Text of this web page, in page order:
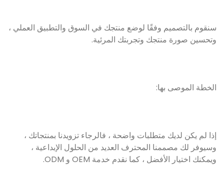
سنقوم بالتصميم وفقًا لوضع منتجك في السوق والتطبيق العملي ،
وتحسين صورة منتجك وتجربتك المرئية.
الخطة الموصى بها:
إذا لم يكن لديك متطلبات واضحة ، فالرجاء تزويدنا بمنتجاتك ،
وسيوفر لك مصممنا المحترف العديد من الحلول الإبداعية ،
ويمكنك اختيار الأفضل ، كما نقدم خدمة OEM و ODM.